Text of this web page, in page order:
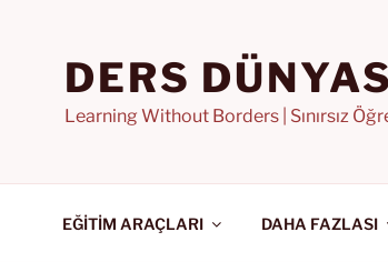
DERS
Learning Without Borders | Sınırsız
EĞİTİM ARAÇLARI DAHA FAZLASI